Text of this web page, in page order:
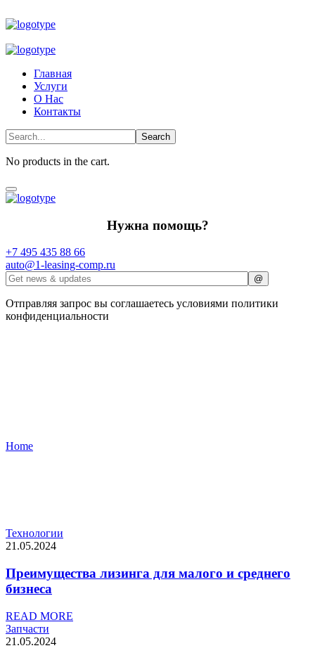
Главная
Услуги
О Нас
Контакты
No products in the cart.
Нужна помощь?
+7 495 435 88 66
auto@1-leasing-comp.ru
Отправляя запрос вы соглашаетесь условиями политики
конфиденциальности
Home
Технологии
21.05.2024
Преимущества лизинга для малого и среднего
бизнеса
READ MORE
Запчасти
21.05.2024